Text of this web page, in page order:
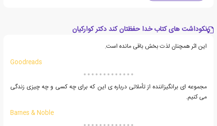
نکوداشت های کتاب خدا حفظتان کند دکتر کوارکیان
این اثر همچنان لذت بخش باقی مانده است.
Goodreads
مجموعه ای برانگیزاننده از تأملاتی درباره ی این که برای چه کسی و چه چیزی زندگی
می کنیم.
Barnes & Noble